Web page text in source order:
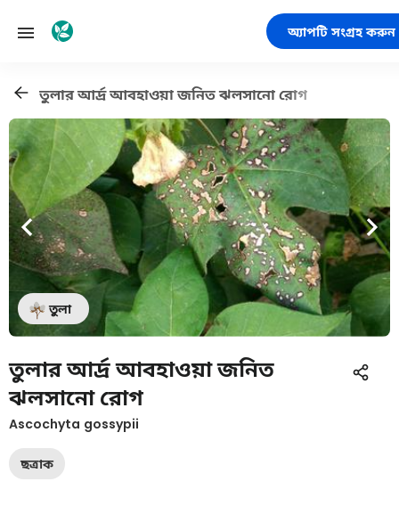
অ্যাপটি সংগ্রহ করুন
তুলার আর্দ্র আবহাওয়া জনিত ঝলসানো রোগ
তুলা
তুলার আর্দ্র আবহাওয়া জনিত
ঝলসানো রোগ
Ascochyta gossypii
ছত্রাক